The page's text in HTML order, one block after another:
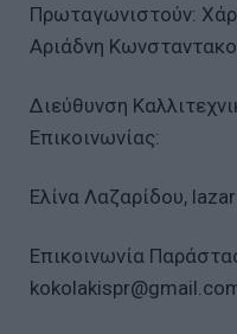
Πρωταγωνιστούν:
Αριάδνη
Διεύθυνση
Επικοινωνίας:
Ελίνα Λαζαρίδου,
Επικοινωνία